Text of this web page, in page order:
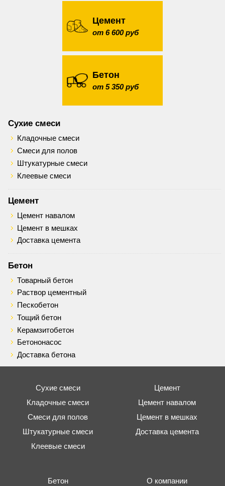
Цемент
от 6 600 руб
Бетон
от 5 350 руб
Сухие смеси
Кладочные смеси
Смеси для полов
Штукатурные смеси
Клеевые смеси
Цемент
Цемент навалом
Цемент в мешках
Доставка цемента
Бетон
Товарный бетон
Раствор цементный
Пескобетон
Тощий бетон
Керамзитобетон
Бетононасос
Доставка бетона
Сухие смеси
Кладочные смеси
Смеси для полов
Штукатурные смеси
Клеевые смеси
Цемент
Цемент навалом
Цемент в мешках
Доставка цемента
Бетон
О компании